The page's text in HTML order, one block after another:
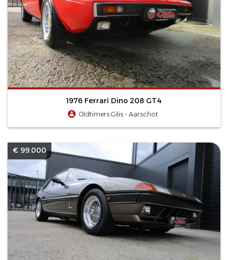
1976 Ferrari Dino 208 GT4
Oldtimers Gilis - Aarschot
€ 99.000